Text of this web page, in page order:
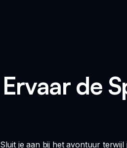
Ervaar de
Sluit je aan bij het avontuur